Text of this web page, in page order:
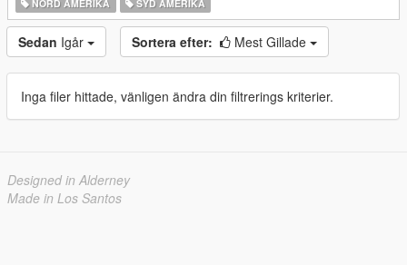
NORD AMERIKA
SYD AMERIKA
Sedan Igår Sortera efter: Mest Gillade
Inga filer hittade, vänligen ändra din filtrerings kriterier.
Designed in Alderney
Made in Los Santos